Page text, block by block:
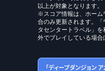
以上が対象となります。
※スコア情報は、ホーム
合のみ更新されます。
タセンタートラベル」
外でプレイしている場合